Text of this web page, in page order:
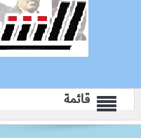
قائمة